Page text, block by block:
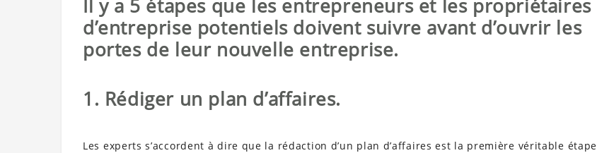
Il y a 5 étapes que les entrepreneurs et les propriétaires
d’entreprise potentiels doivent suivre avant d’ouvrir les
portes de leur nouvelle entreprise.
1. Rédiger un plan d’affaires.
Les experts s’accordent à dire que la rédaction d’un plan d’affaires est la première véritable étape